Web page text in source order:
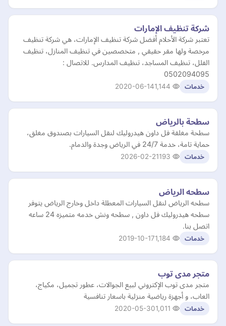
شركة تنظيف الإمارات
تعتبر شركة الأحلام أفضل شركة تنظيف الإمارات، هي شركة تنظيف
مرخصة ولها مقر حقيقي , متخصصين في تنظيف المنازل، تنظيف
الفلل، تنظيف المساجد، تنظيف المدارس. للاتصال :
0502094095
خدمات 2020-06-14
سطحة بالرياض
سطحة مغلقة فل داون هيدروليك لنقل السيارات بصندوق مغلق،
حماية تامة، خدمة 24/7 في الرياض وجدة والدمام.
خدمات 2026-02-21
سطحه الرياض
سطحه الرياض لنقل السيارات المعطلة داخل وخارج الرياض يتوفر
سطحه هيدروليك فل داون , سطحه ونش خدمه متميزه 24 ساعه
اتصل بنا.
خدمات 2019-10-17
متجر مدى توب
متجر مدى توب الإكتروني لبيع الجوالات، عطور تجميل، مكياج،
العاب، و أجهزة رياضية منزلية باسعار تنافسية
خدمات 2020-05-30